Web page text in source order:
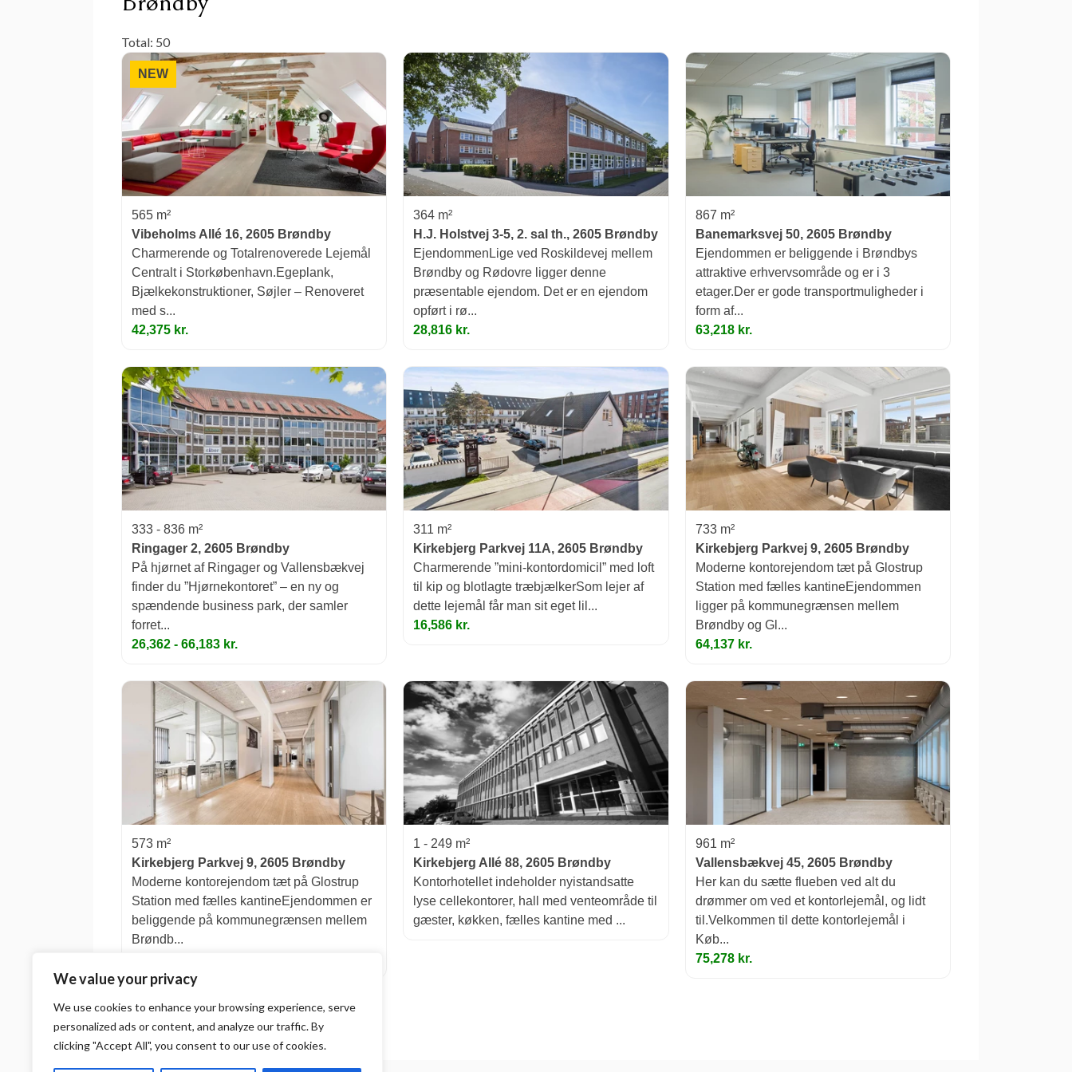
We value your privacy
We use cookies to enhance your browsing experience, serve
personalized ads or content, and analyze our traffic. By
clicking "Accept All", you consent to our use of cookies.
Total: 50
NEW
565 m²
Vibeholms Allé 16, 2605 Brøndby
Charmerende og Totalrenoverede Lejemål
Centralt i Storkøbenhavn.Egeplank,
Bjælkekonstruktioner, Søjler – Renoveret
med s...
42,375 kr.
364 m²
H.J. Holstvej 3-5, 2. sal th., 2605 Brøndby
EjendommenLige ved Roskildevej mellem
Brøndby og Rødovre ligger denne
præsentable ejendom. Det er en ejendom
opført i rø...
28,816 kr.
867 m²
Banemarksvej 50, 2605 Brøndby
Ejendommen er beliggende i Brøndbys
attraktive erhvervsområde og er i 3
etager.Der er gode transportmuligheder i
form af...
63,218 kr.
333 - 836 m²
Ringager 2, 2605 Brøndby
På hjørnet af Ringager og Vallensbækvej
finder du ”Hjørnekontoret” – en ny og
spændende business park, der samler
forret...
26,362 - 66,183 kr.
311 m²
Kirkebjerg Parkvej 11A, 2605 Brøndby
Charmerende ”mini-kontordomicil” med loft
til kip og blotlagte træbjælkerSom lejer af
dette lejemål får man sit eget lil...
16,586 kr.
733 m²
Kirkebjerg Parkvej 9, 2605 Brøndby
Moderne kontorejendom tæt på Glostrup
Station med fælles kantineEjendommen
ligger på kommunegrænsen mellem
Brøndby og Gl...
64,137 kr.
573 m²
Kirkebjerg Parkvej 9, 2605 Brøndby
Moderne kontorejendom tæt på Glostrup
Station med fælles kantineEjendommen er
beliggende på kommunegrænsen mellem
Brøndb...
1 - 249 m²
Kirkebjerg Allé 88, 2605 Brøndby
Kontorhotellet indeholder nyistandsatte
lyse cellekontorer, hall med venteområde til
gæster, køkken, fælles kantine med ...
961 m²
Vallensbækvej 45, 2605 Brøndby
Her kan du sætte flueben ved alt du
drømmer om ved et kontorlejemål, og lidt
til.Velkommen til dette kontorlejemål i
Køb...
75,278 kr.
1 2 3 ... 6 Next →